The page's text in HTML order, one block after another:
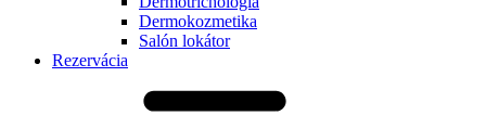
Dermokozmetika
Salón lokátor
Rezervácia